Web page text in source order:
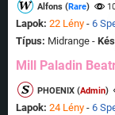
Alfons (Rare)
Lapok: 22 Lény - 6
Típus: Midrange -
Mill Paladin
PHOENIX (Admin)
Lapok: 24 Lény - 6